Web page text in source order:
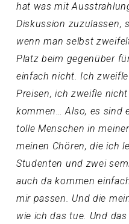
hat was mit
Diskussion zuzulassen,
wenn man selbst
Platz beim gegenüber
einfach nicht. Ich
Preisen, ich zweifle
kommen… Also, es sind
tolle Menschen in
meinen Chören, die ich
Studenten und zwei
auch da kommen
mir passen. Und die
wie ich das tue. Und